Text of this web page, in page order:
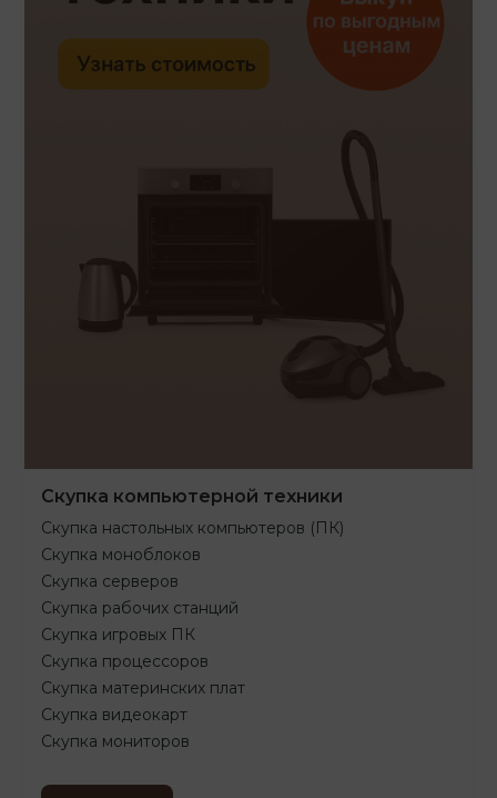
Скупка компьютерной техники
Скупка настольных компьютеров (ПК)
Скупка моноблоков
Скупка серверов
Скупка рабочих станций
Скупка игровых ПК
Скупка процессоров
Скупка материнских плат
Скупка видеокарт
Скупка мониторов